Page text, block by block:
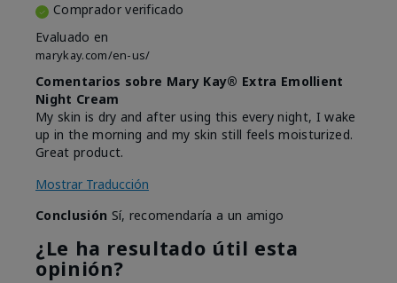
Comprador verificado
Evaluado en
marykay.com/en-us/
Comentarios sobre Mary Kay® Extra Emollient
Night Cream
My skin is dry and after using this every night, I wake
up in the morning and my skin still feels moisturized.
Great product.
Mostrar Traducción
Conclusión Sí, recomendaría a un amigo
¿Le ha resultado útil esta
opinión?